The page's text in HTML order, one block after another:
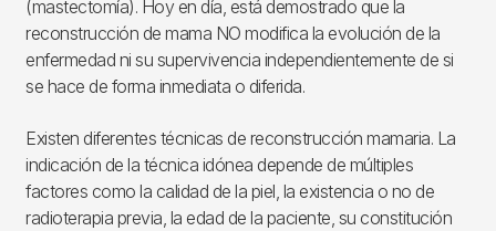
(mastectomía). Hoy en día, está demostrado que la
reconstrucción de mama NO modifica la evolución de la
enfermedad ni su supervivencia independientemente de si
se hace de forma inmediata o diferida.
Existen diferentes técnicas de reconstrucción mamaria. La
indicación de la técnica idónea depende de múltiples
factores como la calidad de la piel, la existencia o no de
radioterapia previa, la edad de la paciente, su constitución